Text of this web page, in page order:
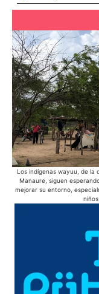
Los indígenas wayuu, de la
Manaure, siguen
mejorar su entorno,